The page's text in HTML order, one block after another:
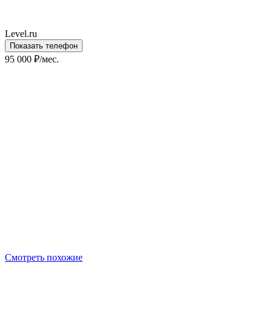
Level.ru
Показать телефон
95 000 ₽/мес.
Смотреть похожие